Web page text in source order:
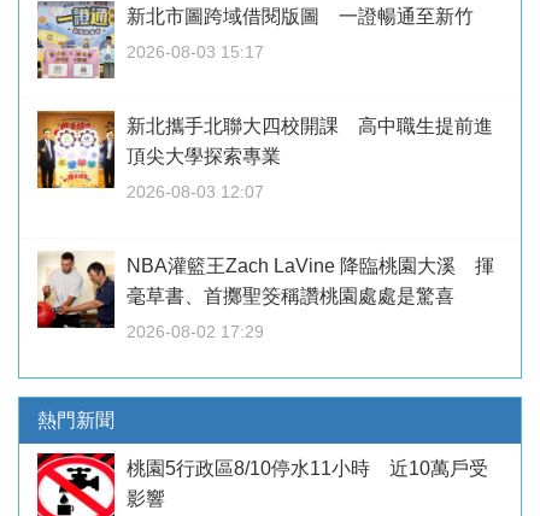
新北市圖跨域借閱版圖 一證暢通至新竹
2026-08-03 15:17
新北攜手北聯大四校開課 高中職生提前進
頂尖大學探索專業
2026-08-03 12:07
NBA灌籃王Zach LaVine 降臨桃園大溪 揮
毫草書、首擲聖筊稱讚桃園處處是驚喜
2026-08-02 17:29
熱門新聞
桃園5行政區8/10停水11小時 近10萬戶受
影響